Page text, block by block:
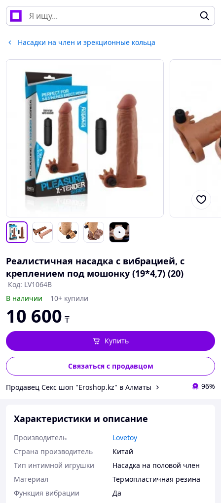
Насадки на член и эрекционные кольца
Реалистичная насадка с вибрацией, с
креплением под мошонку (19*4,7) (20)
Код: LV1064B
В наличии
10+ купили
10 600 ₸
Купить
Связаться с продавцом
Продавец Секс шоп "Eroshop.kz" в Алматы 96%
Характеристики и описание
Производитель
Lovetoy
Страна производитель
Китай
Тип интимной игрушки
Насадка на половой член
Материал
Термопластичная резина
Функция вибрации
Да